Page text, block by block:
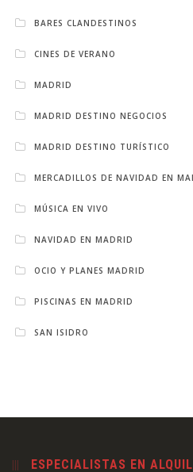
BARES CLANDESTINOS
CINES DE VERANO
MADRID
MADRID DESTINO NEGOCIOS
MADRID DESTINO TURÍSTICO
MERCADILLOS DE NAVIDAD EN
MÚSICA EN VIVO
NAVIDAD EN MADRID
OCIO Y PLANES MADRID
PISCINAS EN MADRID
SAN ISIDRO
ESPECIALISTAS EN